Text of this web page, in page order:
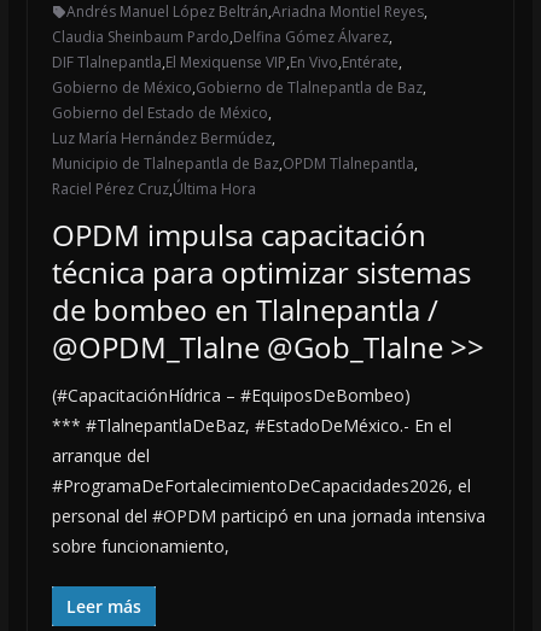
Andrés Manuel López Beltrán,Ariadna Montiel Reyes,
Claudia Sheinbaum Pardo,Delfina Gómez Álvarez,
DIF Tlalnepantla,El Mexiquense VIP,En Vivo,Entérate,
Gobierno de México,Gobierno de Tlalnepantla de Baz,
Gobierno del Estado de México,
Luz María Hernández Bermúdez,
Municipio de Tlalnepantla de Baz,OPDM Tlalnepantla,
Raciel Pérez Cruz,Última Hora
OPDM impulsa capacitación
técnica para optimizar sistemas
de bombeo en Tlalnepantla /
@OPDM_Tlalne @Gob_Tlalne >>
(#CapacitaciónHídrica – #EquiposDeBombeo)
*** #TlalnepantlaDeBaz, #EstadoDeMéxico.- En el
arranque del
#ProgramaDeFortalecimientoDeCapacidades2026, el
personal del #OPDM participó en una jornada intensiva
sobre funcionamiento,
Leer más